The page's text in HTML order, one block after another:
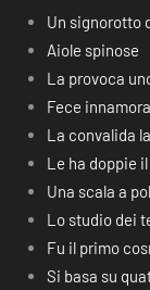
Un signorotto
Aiole spinose
La provoca
Fece
La convalida
Le ha doppie
Una scala a
Lo studio dei
Fu il primo
Si basa su